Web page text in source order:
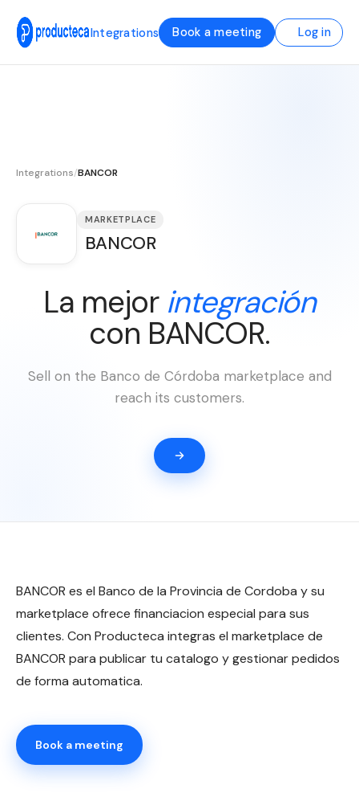
Integrations Book a meeting Log in
Integrations/BANCOR
MARKETPLACE
BANCOR
La mejor integración
con BANCOR.
Sell on the Banco de Córdoba marketplace and
reach its customers.
BANCOR es el Banco de la Provincia de Cordoba y su
marketplace ofrece financiacion especial para sus
clientes. Con Producteca integras el marketplace de
BANCOR para publicar tu catalogo y gestionar pedidos
de forma automatica.
Book a meeting